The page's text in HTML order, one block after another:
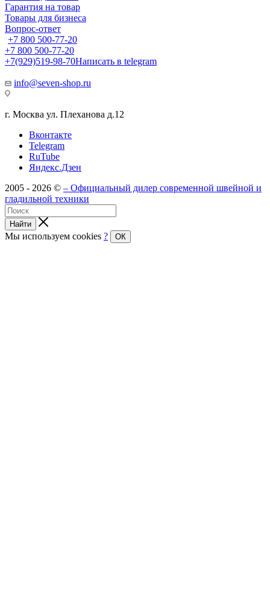
Гарантия на товар
Товары для бизнеса
Вопрос-ответ
+7 800 500-77-20
+7 800 500-77-20
+7(929)519-98-70Написать в telegram
info@seven-shop.ru
г. Москва ул. Плеханова д.12
Вконтакте
Telegram
RuTube
Яндекс.Дзен
2005 - 2026 © – Официальный дилер современной швейной и
гладильной техники
Найти
Мы используем cookies ? ОК